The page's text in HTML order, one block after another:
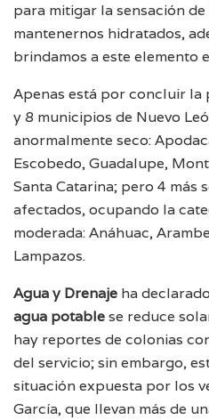
para mitigar la sensación
mantenernos hidratados,
brindamos a este elemento
Apenas está por concluir la
y 8 municipios de Nuevo
anormalmente seco:
Escobedo, Guadalupe,
Santa Catarina; pero 4 más
afectados, ocupando la
moderada: Anáhuac,
Lampazos.
Agua y Drenaje ha
agua potablese reduce
hay reportes de colonias
del servicio; sin embargo,
situación expuesta por los
García, que llevan más de